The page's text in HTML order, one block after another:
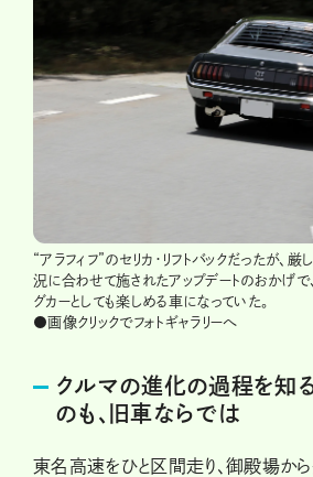
“アラフィフ”のセリカ・リフトバックだったが、
況に合わせて施されたアップデートのおかげで
グカーとしても楽しめる車になっていた。
●画像クリックでフォトギャラリーへ
クルマの進化の過程を知
のも、旧車ならでは
東名高速をひと区間走り、御殿場か